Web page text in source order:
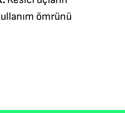
ömrünü